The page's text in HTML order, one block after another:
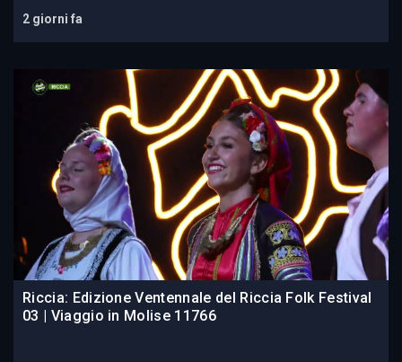
2 giorni fa
Riccia: Edizione Ventennale del Riccia Folk Festival
03 | Viaggio in Molise 11766